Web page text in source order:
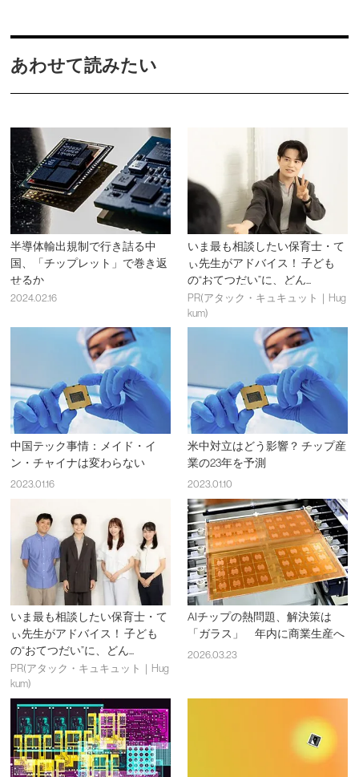
あわせて読みたい
半導体輸出規制で行き詰る中
国、「チップレット」で巻き返
せるか
2024.02.16
いま最も相談したい保育士・て
ぃ先生がアドバイス！ 子ども
の“おてつだい”に、どん...
PR(アタック・キュキュット｜Hug
kum)
中国テック事情：メイド・イ
ン・チャイナは変わらない
2023.01.16
米中対立はどう影響？ チップ産
業の23年を予測
2023.01.10
いま最も相談したい保育士・て
ぃ先生がアドバイス！ 子ども
の“おてつだい”に、どん...
PR(アタック・キュキュット｜Hug
kum)
AIチップの熱問題、解決策は
「ガラス」 年内に商業生産へ
2026.03.23